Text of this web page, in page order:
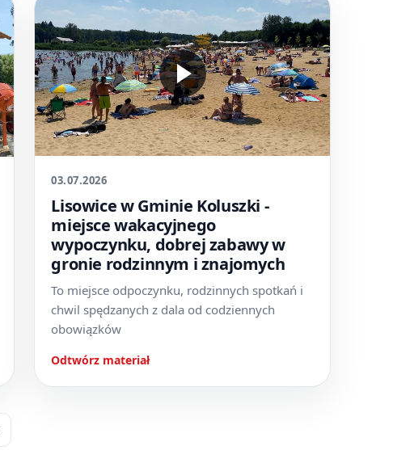
03.07.2026
Lisowice w Gminie Koluszki -
miejsce wakacyjnego
wypoczynku, dobrej zabawy w
gronie rodzinnym i znajomych
To miejsce odpoczynku, rodzinnych spotkań i
chwil spędzanych z dala od codziennych
obowiązków
Odtwórz materiał